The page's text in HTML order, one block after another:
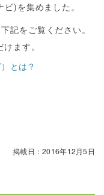
)を集めました。
記をご覧ください。
ます。
とは？
掲載日：2016年12月5日